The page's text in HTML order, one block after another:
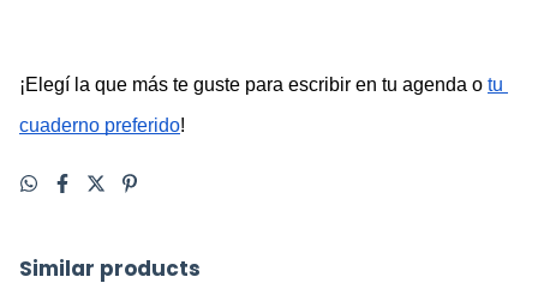
¡Elegí la que más te guste para escribir en tu agenda o tu
cuaderno preferido!
Similar products